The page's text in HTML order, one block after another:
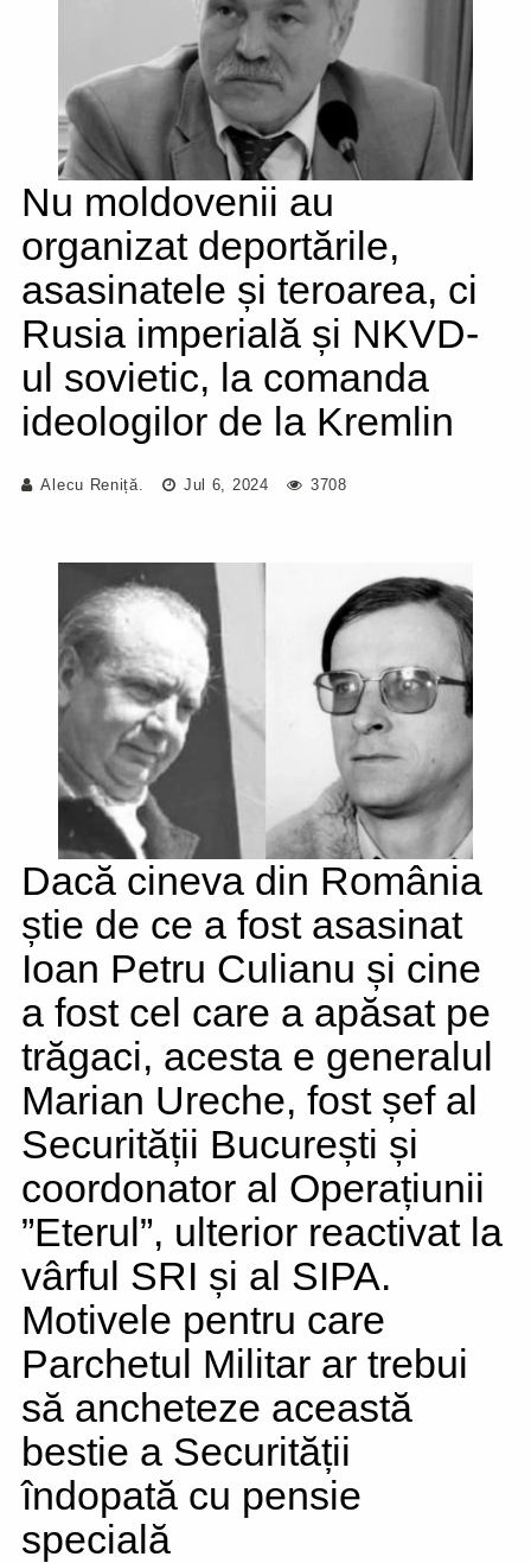
Nu moldovenii au
organizat deportările,
asasinatele și teroarea, ci
Rusia imperială și NKVD-
ul sovietic, la comanda
ideologilor de la Kremlin
Alecu Reniță. Jul 6, 2024 3708
Dacă cineva din România
știe de ce a fost asasinat
Ioan Petru Culianu și cine
a fost cel care a apăsat pe
trăgaci, acesta e generalul
Marian Ureche, fost șef al
Securității București și
coordonator al Operațiunii
”Eterul”, ulterior reactivat la
vârful SRI și al SIPA.
Motivele pentru care
Parchetul Militar ar trebui
să ancheteze această
bestie a Securității
îndopată cu pensie
specială